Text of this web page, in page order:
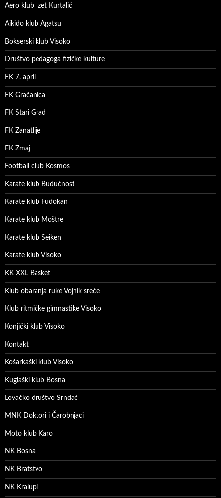
Aero klub Izet Kurtalić
Aikido klub Agatsu
Bokserski klub Visoko
Društvo pedagoga fizičke kulture
FK 7. april
FK Gračanica
FK Stari Grad
FK Zanatlije
FK Zmaj
Football club Kosmos
Karate klub Budućnost
Karate klub Fudokan
Karate klub Moštre
Karate klub Seiken
Karate klub Visoko
KK XXL Basket
Klub obaranja ruke Vojnik sreće
Klub ritmičke gimnastike Visoko
Konjički klub Visoko
Kontakt
Košarkaški klub Visoko
Kuglaški klub Bosna
Lovačko društvo Srndać
MNK Doktori i Čarobnjaci
Moto klub Karo
NK Bosna
NK Bratstvo
NK Kralupi